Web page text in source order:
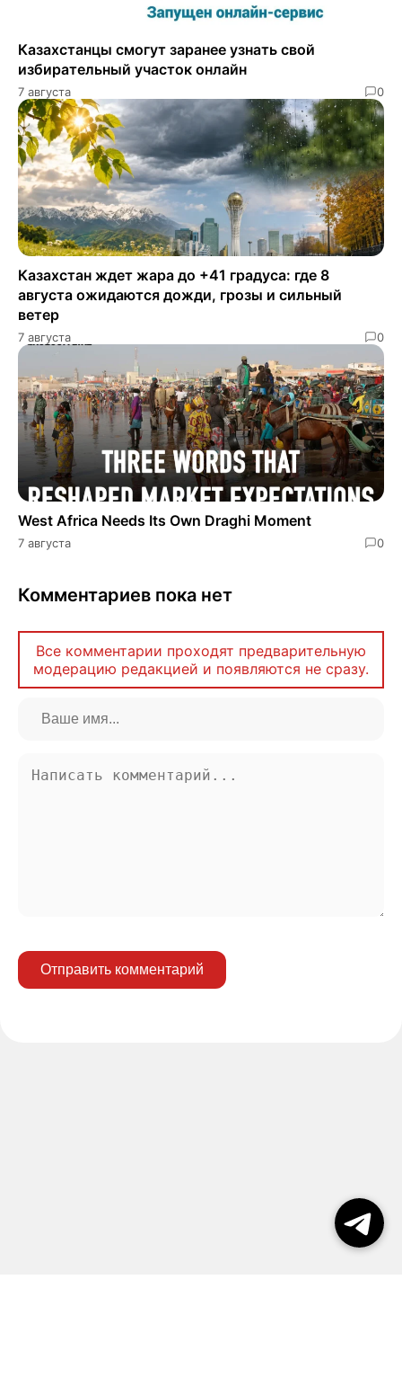
Казахстанцы смогут заранее узнать свой
избирательный участок онлайн
7 августа 0
Казахстан ждет жара до +41 градуса: где 8
августа ожидаются дожди, грозы и сильный
ветер
7 августа 0
West Africa Needs Its Own Draghi Moment
7 августа 0
Комментариев пока нет
Все комментарии проходят предварительную
модерацию редакцией и появляются не сразу.
Отправить комментарий